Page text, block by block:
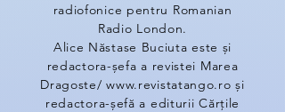
radiofonice pentru Romanian
Radio London.
Alice Năstase Buciuta este și
redactora-șefa a revistei Marea
Dragoste/ www.revistatango.ro și
redactora-șefă a editurii Cărțile